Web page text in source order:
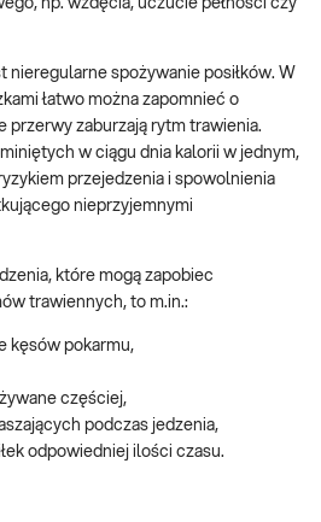
np. wzdęcia, uczucie pełności czy
nieregularne spożywanie posiłków. W
łatwo można zapomnieć o
przerwy zaburzają rytm trawienia.
w ciągu dnia kalorii w jednym,
przejedzenia i spowolnienia
nieprzyjemnymi
które mogą zapobiec
trawiennych, to m.in.:
kęsów pokarmu,
częściej,
podczas jedzenia,
odpowiedniej ilości czasu.